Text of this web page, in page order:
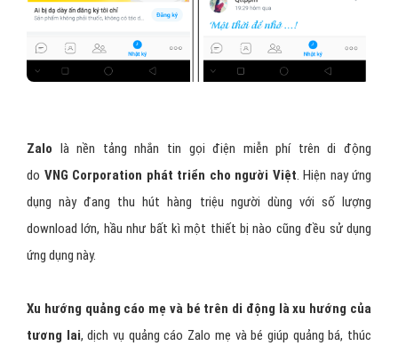
Zalo là nền tảng nhắn tin gọi điện miễn phí trên di động
do VNG Corporation phát triển cho người Việt. Hiện nay ứng
dụng này đang thu hút hàng triệu người dùng với số lượng
download lớn, hầu như bất kì một thiết bị nào cũng đều sử dụng
ứng dụng này.
Xu hướng quảng cáo mẹ và bé trên di động là xu hướng của
tương lai, dịch vụ quảng cáo Zalo mẹ và bé giúp quảng bá, thúc